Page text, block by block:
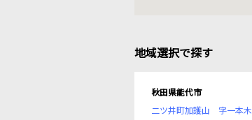
地域選択で探す
秋田県能代市
二ツ井町加護山
字一本木